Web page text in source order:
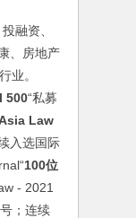
融资、
、房地产
业。
500“私募
Law
入选国际
100位
- 2021
；连续